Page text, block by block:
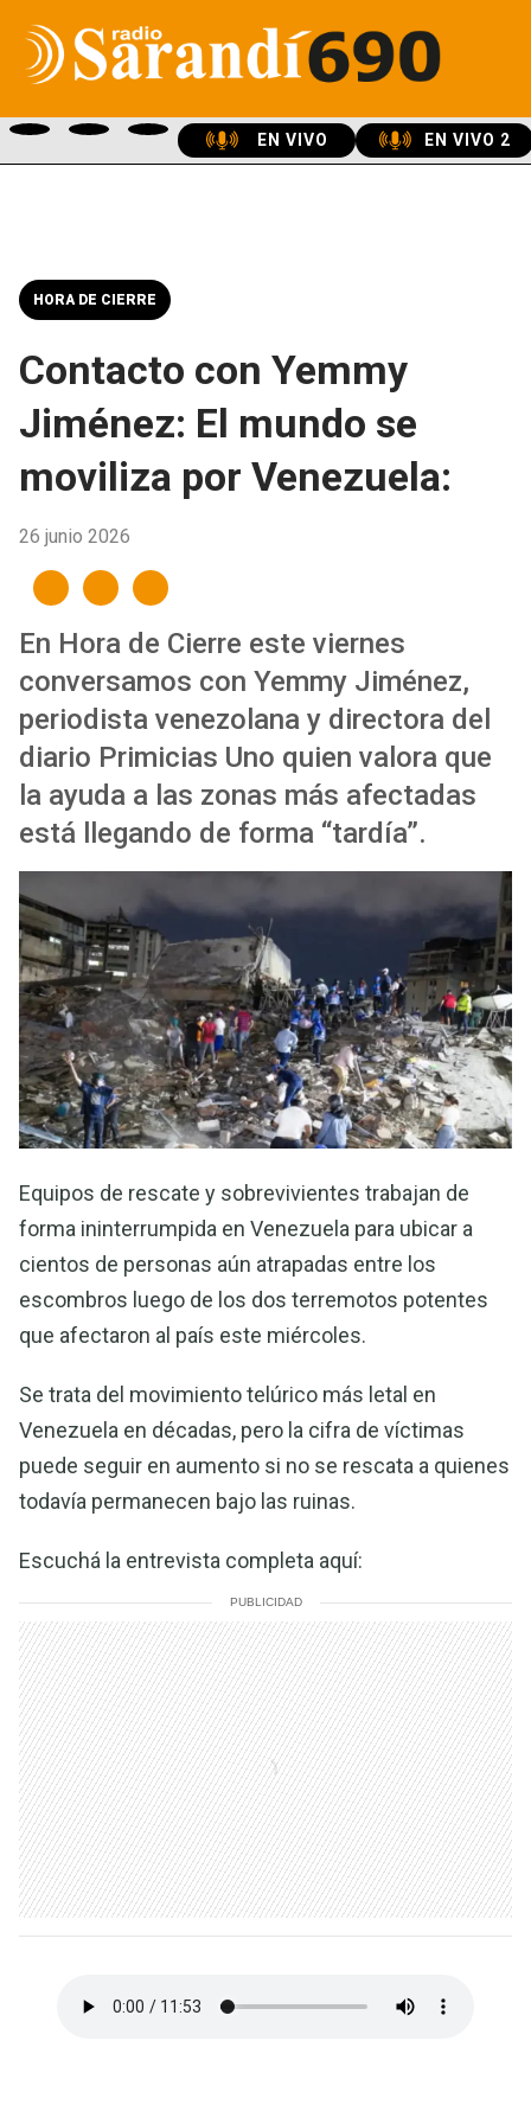
EN VIVO EN VIVO 2
HORA DE CIERRE
Contacto con Yemmy
Jiménez: El mundo se
moviliza por Venezuela:
26 junio 2026
En Hora de Cierre este viernes
conversamos con Yemmy Jiménez,
periodista venezolana y directora del
diario Primicias Uno quien valora que
la ayuda a las zonas más afectadas
está llegando de forma “tardía”.
Equipos de rescate y sobrevivientes trabajan de
forma ininterrumpida en Venezuela para ubicar a
cientos de personas aún atrapadas entre los
escombros luego de los dos terremotos potentes
que afectaron al país este miércoles.
Se trata del movimiento telúrico más letal en
Venezuela en décadas, pero la cifra de víctimas
puede seguir en aumento si no se rescata a quienes
todavía permanecen bajo las ruinas.
Escuchá la entrevista completa aquí:
PUBLICIDAD